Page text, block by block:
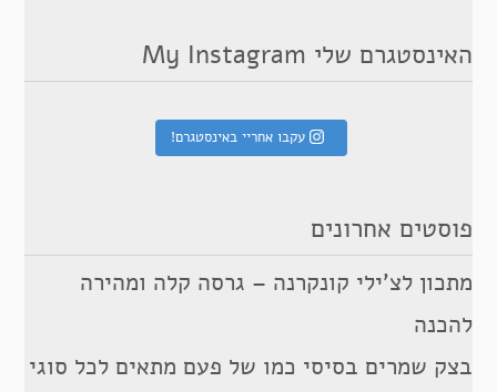
האינסטגרם שלי My Instagram
עקבו אחריי באינסטגרם!
פוסטים אחרונים
מתכון לצ’ילי קונקרנה – גרסה קלה ומהירה
להכנה
בצק שמרים בסיסי כמו של פעם מתאים לכל סוגי